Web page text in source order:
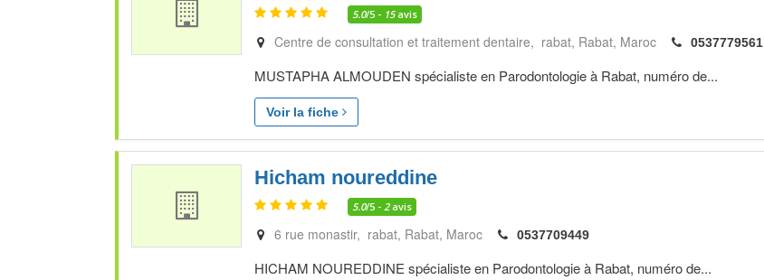
5.0/5 - 15avis
Centre de consultation et traitement dentaire, rabat Rabat Maroc 0537779561
MUSTAPHA ALMOUDEN spécialiste en Parodontologie à Rabat, numéro de...
Voir la fiche
Hicham noureddine
5.0/5 - 2avis
6 rue monastir, rabat Rabat Maroc 0537709449
HICHAM NOUREDDINE spécialiste en Parodontologie à Rabat, numéro de...